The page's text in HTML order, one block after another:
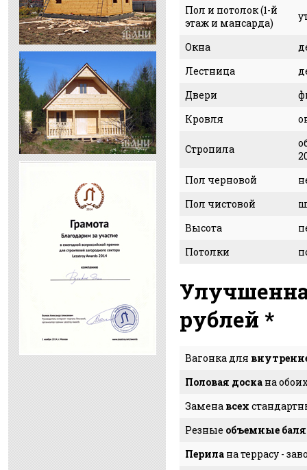
Пол и потолок (1-й
этаж и мансарда)
Окна
Лестница
Двери
Кровля
Стропила
Пол черновой
Пол чистовой
Высота
Потолки
рублей *
Вагонка для
Половая доска на
Замена всех
Резные объемные
Перила на террасу -